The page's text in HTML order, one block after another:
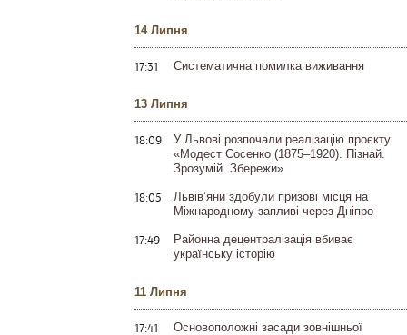
14 Липня
17:31 Систематична помилка виживання
13 Липня
18:09
У Львові розпочали реалізацію проєкту
«Модест Сосенко (1875–1920). Пізнай.
Зрозумій. Збережи»
18:05
Львів’яни здобули призові місця на
Міжнародному запливі через Дніпро
17:49
Районна децентралізація вбиває
українську історію
11 Липня
17:41 Основоположні засади зовнішньої